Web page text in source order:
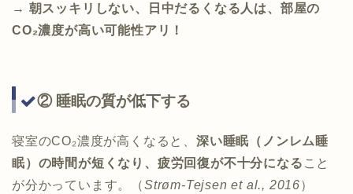
→ 朝スッキリしない、日中だるくなる人は、部屋の
CO₂濃度が高い可能性アリ！
② 睡眠の質が低下する
寝室のCO₂濃度が高くなると、 深い睡眠（ノンレム睡
眠）の時間が短くなり、疲労回復が不十分になる こと
が分かっています。（Strøm-Tejsen et al., 2016）